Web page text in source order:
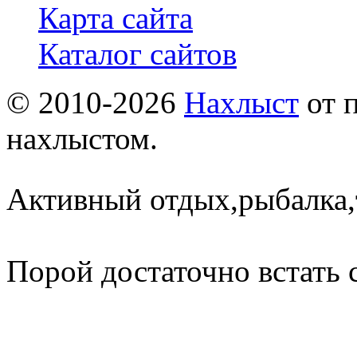
Карта сайта
Каталог сайтов
© 2010-2026 Нахлыст от
нахлыстом.
Активный
Порой достаточно